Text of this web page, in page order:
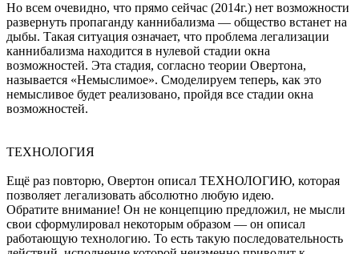
Но всем очевидно, что прямо сейчас (2014г.) нет возможности
развернуть пропаганду каннибализма — общество встанет на
дыбы. Такая ситуация означает, что проблема легализации
каннибализма находится в нулевой стадии окна
возможностей. Эта стадия, согласно теории Овертона,
называется «Немыслимое». Смоделируем теперь, как это
немысливое будет реализовано, пройдя все стадии окна
возможностей.
ТЕХНОЛОГИЯ
Ещё раз повторю, Овертон описал ТЕХНОЛОГИЮ, которая
позволяет легализовать абсолютно любую идею.
Обратите внимание! Он не концепцию предложил, не мысли
свои сформулировал некоторым образом — он описал
работающую технологию. То есть такую последовательность